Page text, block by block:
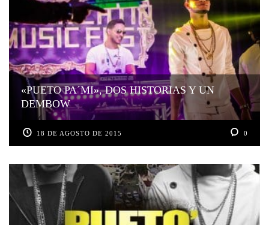
«PUETO PA´MI», DOS HISTORIAS Y UN
DEMBOW
18 DE AGOSTO DE 2015 0